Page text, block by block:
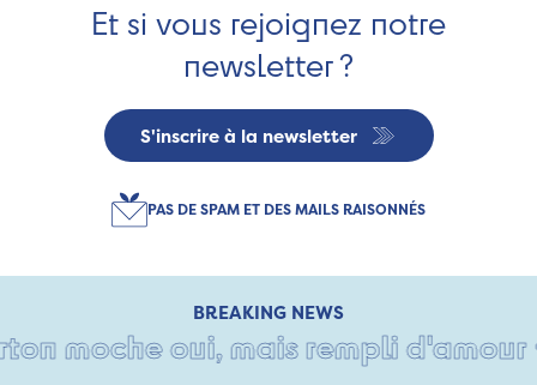
Et si vous rejoignez notre
newsletter ?
S'inscrire à la newsletter
PAS DE SPAM ET DES MAILS RAISONNÉS
BREAKING NEWS
moche oui, mais rempli d'amour •